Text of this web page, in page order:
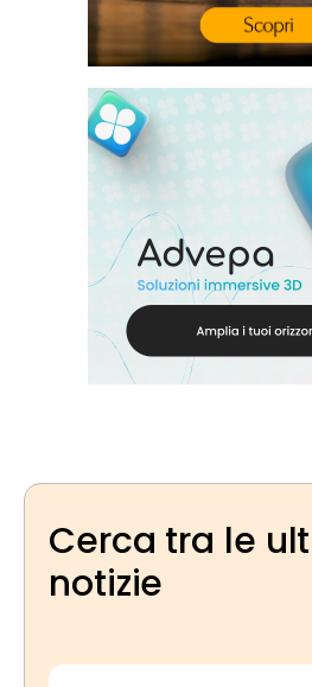
Cerca tra le
notizie